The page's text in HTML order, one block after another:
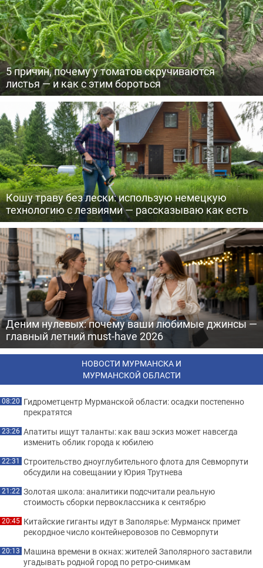
5 причин, почему у томатов скручиваются
листья — и как с этим бороться
Кошу траву без лески: использую немецкую
технологию с лезвиями — рассказываю как есть
Деним нулевых: почему ваши любимые джинсы —
главный летний must-have 2026
НОВОСТИ МУРМАНСКА И
МУРМАНСКОЙ ОБЛАСТИ
08:20 Гидрометцентр Мурманской области: осадки постепенно
прекратятся
23:26 Апатиты ищут таланты: как ваш эскиз может навсегда
изменить облик города к юбилею
22:31 Строительство дноуглубительного флота для Севморпути
обсудили на совещании у Юрия Трутнева
21:22 Золотая школа: аналитики подсчитали реальную
стоимость сборки первоклассника к сентябрю
20:45 Китайские гиганты идут в Заполярье: Мурманск примет
рекордное число контейнеровозов по Севморпути
20:13 Машина времени в окнах: жителей Заполярного заставили
угадывать родной город по ретро-снимкам